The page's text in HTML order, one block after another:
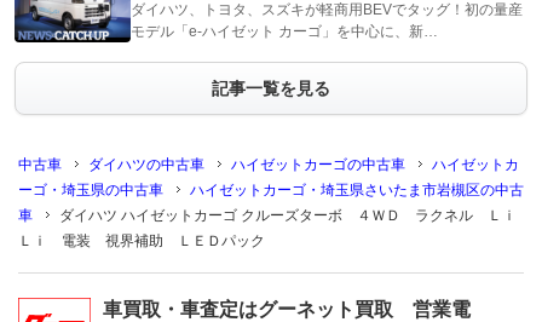
ダイハツ、トヨタ、スズキが軽商用BEVでタッグ！初の量産
モデル「e-ハイゼット カーゴ」を中心に、新…
記事一覧を見る
中古車 ダイハツの中古車 ハイゼットカーゴの中古車
ハイゼットカ
ーゴ・埼玉県の中古車
ハイゼットカーゴ・埼玉県さいたま市岩槻区の中古
車
ダイハツ ハイゼットカーゴ クルーズターボ ４ＷＤ ラクネル Ｌｉ
Ｌｉ 電装 視界補助 ＬＥＤパック
車買取・車査定はグーネット買取 営業電